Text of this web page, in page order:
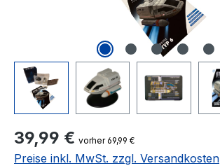
Regulärer Preis:
39,99 € vorher 69,99 €
Preise inkl. MwSt. zzgl. Versandkosten